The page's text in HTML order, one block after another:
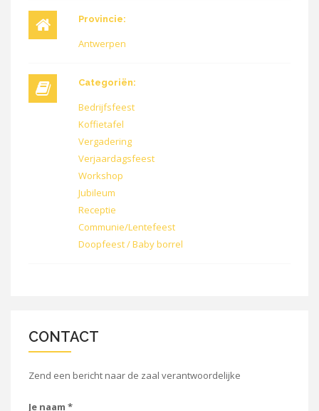
Provincie:
Antwerpen
Categoriën:
Bedrijfsfeest
Koffietafel
Vergadering
Verjaardagsfeest
Workshop
Jubileum
Receptie
Communie/Lentefeest
Doopfeest / Baby borrel
CONTACT
Zend een bericht naar de zaal verantwoordelijke
Je naam *